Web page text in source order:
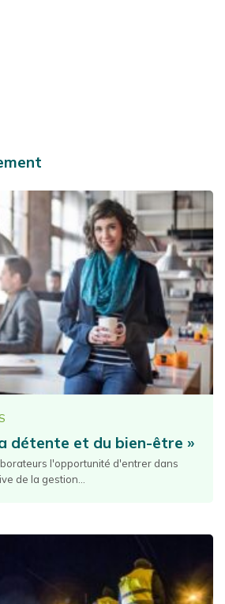
détente et du bien-être »
l'opportunité d'entrer dans
de la gestion...